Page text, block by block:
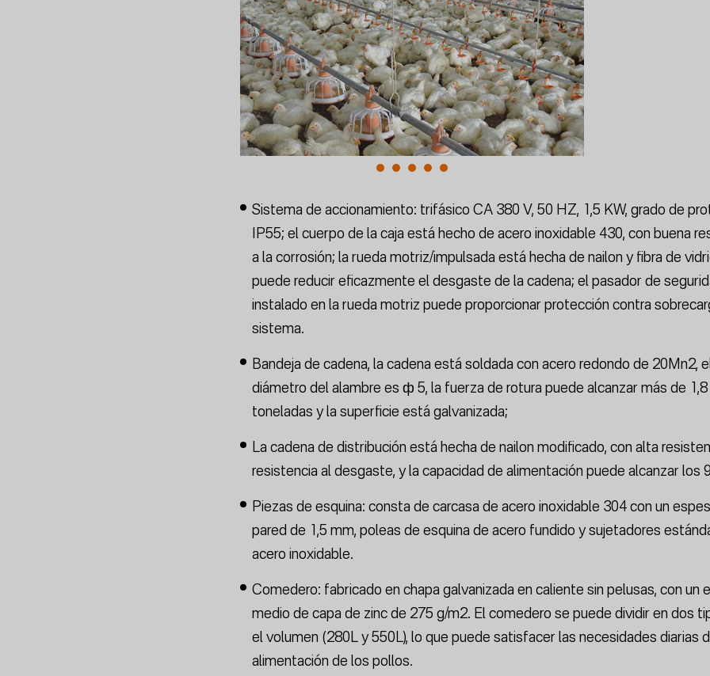
Sistema de accionamiento: trifásico CA 380 V, 50 HZ, 1,5 KW, grado de
IP55; el cuerpo de la caja está hecho de acero inoxidable 430, con buena
a la corrosión; la rueda motriz/impulsada está hecha de nailon y fibra de
puede reducir eficazmente el desgaste de la cadena; el pasador de
instalado en la rueda motriz puede proporcionar protección contra
sistema.
Bandeja de cadena, la cadena está soldada con acero redondo de 20Mn2,
diámetro del alambre es ф 5, la fuerza de rotura puede alcanzar más de 1,8
toneladas y la superficie está galvanizada;
La cadena de distribución está hecha de nailon modificado, con alta
resistencia al desgaste, y la capacidad de alimentación puede alcanzar los
Piezas de esquina: consta de carcasa de acero inoxidable 304 con un
pared de 1,5 mm, poleas de esquina de acero fundido y sujetadores
acero inoxidable.
Comedero: fabricado en chapa galvanizada en caliente sin pelusas, con un
medio de capa de zinc de 275 g/m2. El comedero se puede dividir en dos
el volumen (280L y 550L), lo que puede satisfacer las necesidades diarias
alimentación de los pollos.